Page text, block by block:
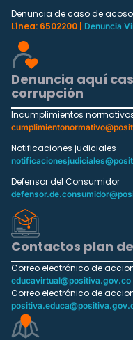
Denuncia de caso de
Línea: 6502200 |
Denuncia
Denuncia aquí
corrupción
Incumplimientos
Notificaciones judiciales
Defensor del Consumidor
Contactos plan
Correo electrónico de
educavirtual@positiva.gov.co
Correo electrónico de